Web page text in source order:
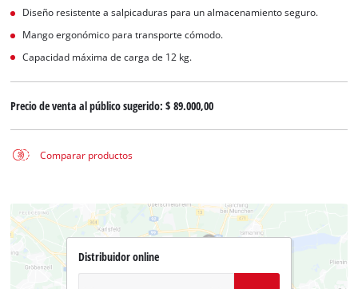
Diseño resistente a salpicaduras para un almacenamiento seguro.
Mango ergonómico para transporte cómodo.
Capacidad máxima de carga de 12 kg.
Precio de venta al público sugerido:$ 89.000,00
Comparar productos
Distribuidor online